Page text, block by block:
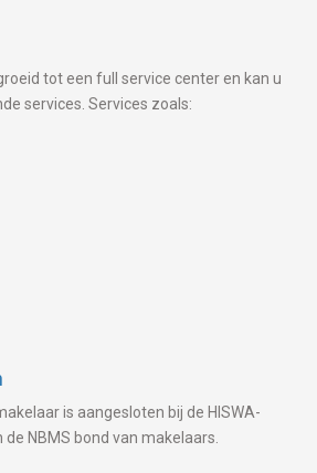
tot een full service center en kan u
services. Services zoals:
is aangesloten bij de HISWA-
de NBMS bond van makelaars.